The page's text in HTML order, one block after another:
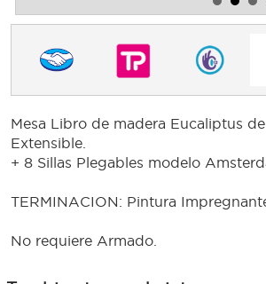
Mesa Libro de madera Eucaliptus
Extensible.
+ 8 Sillas Plegables modelo
TERMINACION: Pintura
No requiere Armado.